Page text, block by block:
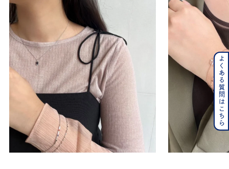
よくある質問はこちら